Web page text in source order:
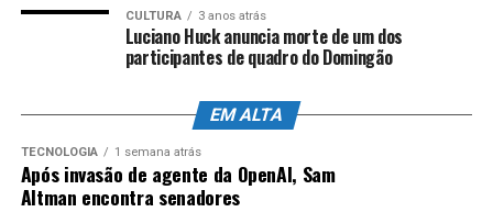
CULTURA 3 anos atrás
Luciano Huck anuncia morte de um dos
participantes de quadro do Domingão
EM ALTA
TECNOLOGIA 1 semana atrás
Após invasão de agente da OpenAI, Sam
Altman encontra senadores